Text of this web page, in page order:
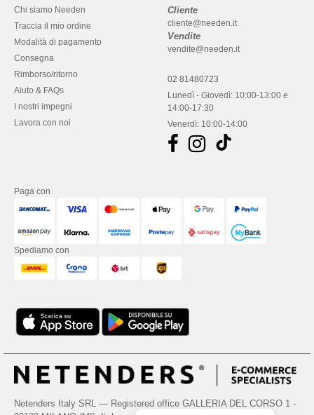
Chi siamo Needen
Traccia il mio ordine
Modalità di pagamento
Consegna
Rimborso/ritorno
Aiuto & FAQs
I nostri impegni
Lavora con noi
Cliente
cliente@needen.it
Vendite
vendite@needen.it
02 81480723
Lunedì - Giovedì: 10:00-13:00 e
14:00-17:30
Venerdì: 10:00-14:00
Paga con
Spediamo con
Netenders Italy SRL — Registered office GALLERIA DEL CORSO 1 -